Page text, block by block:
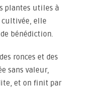
plantes utiles à
elle
bénédiction.
ronces et des
sans valeur,
et on finit par